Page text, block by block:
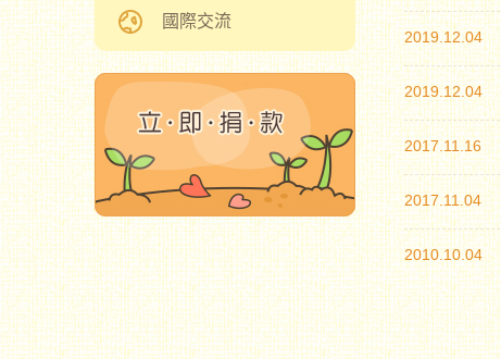
國際交流
2019.12.04
2019.12.04
2017.11.16
2017.11.04
2010.10.04